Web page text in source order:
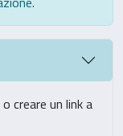
creare un link a